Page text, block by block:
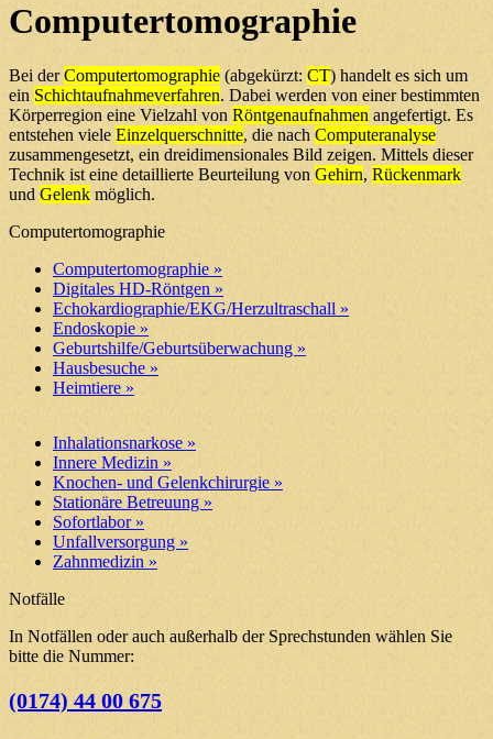
Computertomographie
Bei derComputertomographie (abgekürzt: CT) handelt es sich um
ein Schichtaufnahmeverfahren. Dabei werden von einer bestimmten
Körperregion eine Vielzahl von Röntgenaufnahmen angefertigt. Es
entstehen viele Einzelquerschnitte, die nach Computeranalyse
zusammengesetzt, ein dreidimensionales Bild zeigen. Mittels dieser
Technik ist eine detaillierte Beurteilung von Gehirn, Rückenmark
und Gelenk möglich.
Computertomographie
Computertomographie »
Digitales HD-Röntgen »
Echokardiographie/EKG/Herzultraschall »
Endoskopie »
Geburtshilfe/Geburtsüberwachung »
Hausbesuche »
Heimtiere »
Inhalationsnarkose »
Innere Medizin »
Knochen- und Gelenkchirurgie »
Stationäre Betreuung »
Sofortlabor »
Unfallversorgung »
Zahnmedizin »
Notfälle
In Notfällen oder auch außerhalb der Sprechstunden wählen Sie
bitte die Nummer:
(0174) 44 00 675